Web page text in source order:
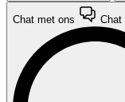
Chat met ons Chat